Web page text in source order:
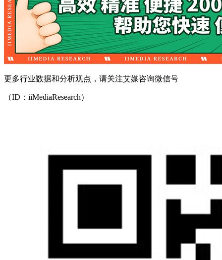
更多行业数据和分析观点，请关注艾媒咨询微信号
（ID：iiMediaResearch）